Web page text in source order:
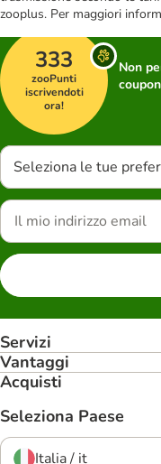
zooplus. Per maggiori
333
zooPunti
iscrivendoti
ora!
Non
Seleziona le tue
Servizi
Vantaggi
Acquisti
Seleziona Paese
Italia / it